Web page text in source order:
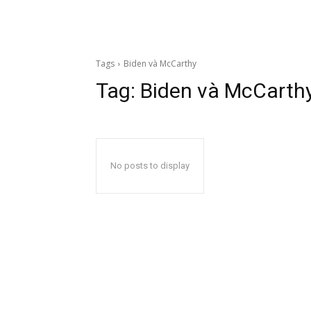
Tags Biden và McCarthy
Tag: Biden và
No posts to display